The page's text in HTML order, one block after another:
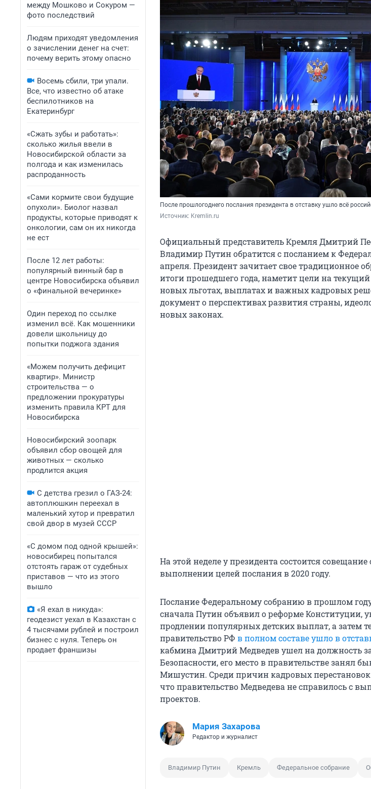
между Мошково и Сокуром —
фото последствий
Людям приходят уведомления
о зачислении денег на счет:
почему верить этому опасно
Восемь сбили, три упали.
Все, что известно об атаке
беспилотников на
Екатеринбург
«Сжать зубы и работать»:
сколько жилья ввели в
Новосибирской области за
полгода и как изменилась
распроданность
«Сами кормите свои будущие
опухоли». Биолог назвал
продукты, которые приводят к
онкологии, сам он их никогда
не ест
После 12 лет работы:
популярный винный бар в
центре Новосибирска объявил
о «финальной вечеринке»
Один переход по ссылке
изменил всё. Как мошенники
довели школьницу до
попытки поджога здания
«Можем получить дефицит
квартир». Министр
строительства — о
предложении прокуратуры
изменить правила КРТ для
Новосибирска
Новосибирский зоопарк
объявил сбор овощей для
животных — сколько
продлится акция
С детства грезил о ГАЗ-24:
автоплюшкин переехал в
маленький хутор и превратил
свой двор в музей СССР
«С домом под одной крышей»:
новосибирец попытался
отстоять гараж от судебных
приставов — что из этого
вышло
«Я ехал в никуда»:
геодезист уехал в Казахстан с
4 тысячами рублей и построил
бизнес с нуля. Теперь он
продает франшизы
После прошлогоднего послания президента в отставку ушло всё
Источник: Kremlin.ru
Официальный представитель Кремля Дмитрий
Владимир Путин обратится с посланием к
апреля. Президент зачитает свое традиционное
итоги прошедшего года, наметит цели на
новых льготах, выплатах и важных кадровых
документ о перспективах развития страны,
новых законах.
На этой неделе у президента состоится
выполнении целей послания в 2020 году.
Послание Федеральному собранию в прошлом
сначала Путин объявил о реформе Конституции,
продлении популярных детских выплат, а затем
правительство РФ в полном составе ушло в
кабмина Дмитрий Медведев ушел на должность
Безопасности, его место в правительстве занял
Мишустин. Среди причин кадровых перестановок
что правительство Медведева не справилось с
проектов.
Мария Захарова
Редактор и журналист
Владимир Путин Кремль Федеральное собрание